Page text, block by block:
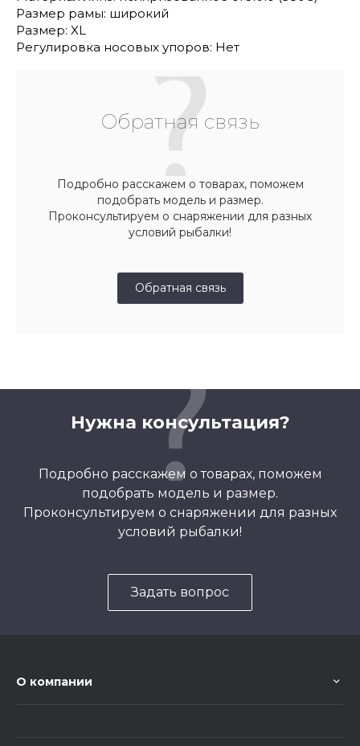
Размер рамы: широкий
Размер: XL
Регулировка носовых упоров: Нет
Обратная связь
Подробно расскажем о товарах, поможем
подобрать модель и размер.
Проконсультируем о снаряжении для разных
условий рыбалки!
Обратная связь
Нужна консультация?
Подробно расскажем о товарах, поможем
подобрать модель и размер.
Проконсультируем о снаряжении для разных
условий рыбалки!
Задать вопрос
О компании